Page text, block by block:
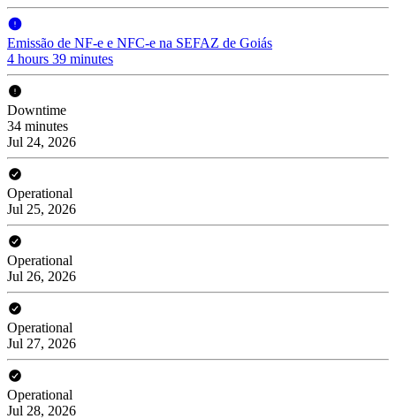
Emissão de NF-e e NFC-e na SEFAZ de Goiás
4 hours 39 minutes
Downtime
34 minutes
Jul 24, 2026
Operational
Jul 25, 2026
Operational
Jul 26, 2026
Operational
Jul 27, 2026
Operational
Jul 28, 2026